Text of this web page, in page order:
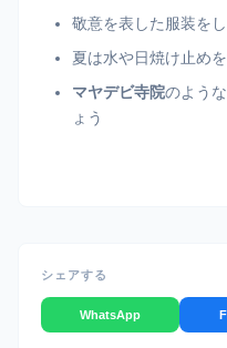
敬意を表した服装を
夏は水や日焼け止め
マヤデビ寺院のよう
ょう
シェアする
WhatsApp